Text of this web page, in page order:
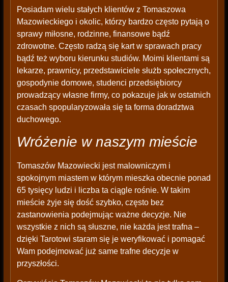
Posiadam wielu stałych klientów z Tomaszowa
Mazowieckiego i okolic, którzy bardzo często pytają o
sprawy miłosne, rodzinne, finansowe bądź
zdrowotne. Często radzą się kart w sprawach pracy
bądź też wyboru kierunku studiów. Moimi klientami są
lekarze, prawnicy, przedstawiciele służb społecznych,
gospodynie domowe, studenci przedsiębiorcy
prowadzący własne firmy, co pokazuje jak w ostatnich
czasach spopularyzowała się ta forma doradztwa
duchowego.
Wróżenie w naszym mieście
Tomaszów Mazowiecki jest malowniczym i
spokojnym miastem w którym mieszka obecnie ponad
65 tysięcy ludzi i liczba ta ciągle rośnie. W takim
mieście żyje się dość szybko, często bez
zastanowienia podejmując ważne decyzje. Nie
wszystkie z nich są słuszne, nie każda jest trafna –
dzięki Tarotowi staram się je weryfikować i pomagać
Wam podejmować już same trafne decyzje w
przyszłości.